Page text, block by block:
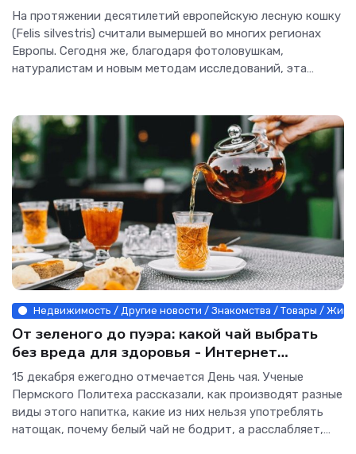
технологии.
На протяжении десятилетий европейскую лесную кошку
(Felis silvestris) считали вымершей во многих регионах
Европы. Сегодня же, благодаря фотоловушкам,
натуралистам и новым методам исследований, эта
Недвижимость / Другие новости / Знакомства / Товары /
От зеленого до пуэра: какой чай выбрать
без вреда для здоровья - Интернет
технологии.
15 декабря ежегодно отмечается День чая. Ученые
Пермского Политеха рассказали, как производят разные
виды этого напитка, какие из них нельзя употреблять
натощак, почему белый чай не бодрит, а расслабляет,